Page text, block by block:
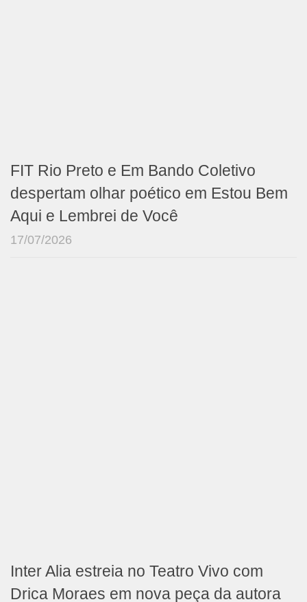
FIT Rio Preto e Em Bando Coletivo
despertam olhar poético em Estou Bem
Aqui e Lembrei de Você
17/07/2026
Inter Alia estreia no Teatro Vivo com
Drica Moraes em nova peça da autora